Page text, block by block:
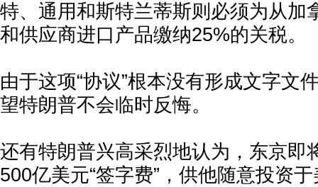
特、通用和斯特兰蒂斯则必须为从加
和供应商进口产品缴纳25%的关税。
由于这项“协议”根本没有形成文字文
望特朗普不会临时反悔。
还有特朗普兴高采烈地认为，东京即
500亿美元“签字费”，供他随意投资